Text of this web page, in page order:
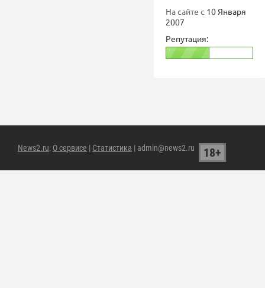
На сайте с 10 Января
2007
Репутация:
News2.ru: О сервисе | Статистика | admin@news2.ru 18+